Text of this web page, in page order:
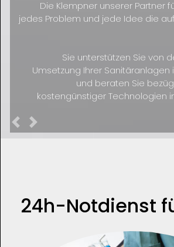
Die Klempner unserer Partner
jedes Problem und jede Idee die
Sie unterstützen Sie von
Umsetzung Ihrer Sanitäranlagen
und beraten Sie
kostengünstiger Technologien
Previous
24h-Notdienst